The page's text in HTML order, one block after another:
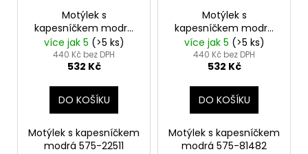
Motýlek s
kapesníčkem modrá
575-22511
více jak 5 (>5 ks)
440 Kč bez DPH
532 Kč
DO KOŠÍKU
Motýlek s kapesníčkem
modrá 575-22511
Motýlek s
kapesníčkem modrá
575-81482
více jak 5 (>5 ks)
440 Kč bez DPH
532 Kč
DO KOŠÍKU
Motýlek s kapesníčkem
modrá 575-81482